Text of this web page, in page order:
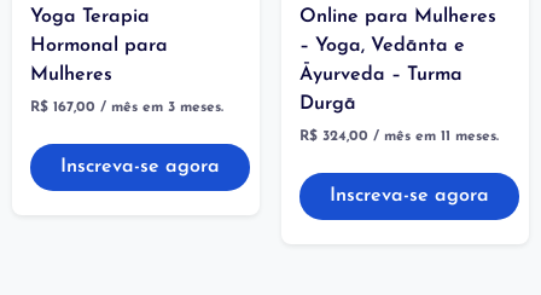
Yoga Terapia
Hormonal para
Mulheres
R$ 167,00 / mês em 3 meses.
Inscreva-se agora
Online para Mulheres
– Yoga, Vedānta e
Āyurveda – Turma
Durgā
R$324,00 / mês em 11 meses.
Inscreva-se agora